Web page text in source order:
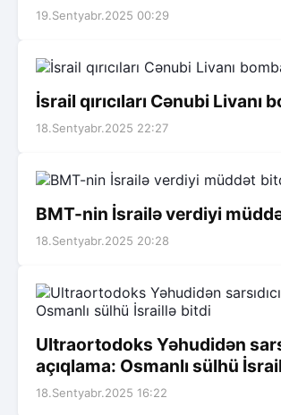
19.Sentyabr.2025 00:29
İsrail qırıcıları Cənubi Livanı
18.Sentyabr.2025 22:27
BMT-nin İsrailə verdiyi
18.Sentyabr.2025 20:28
Ultraortodoks Yəhudidən
açıqlama: Osmanlı sülhü
18.Sentyabr.2025 16:22